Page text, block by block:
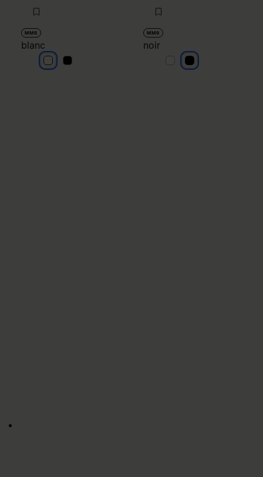
MM6
blanc
blancblanc
MM6
noir
noir noir